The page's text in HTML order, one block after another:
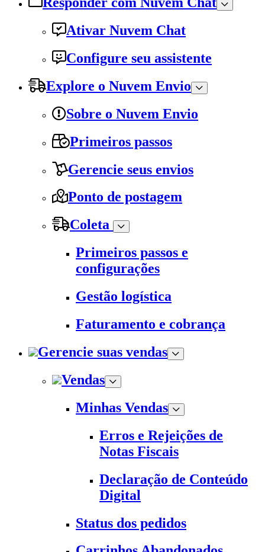
Ativar Nuvem Chat
Configure seu assistente
Explore o Nuvem Envio
Sobre o Nuvem Envio
Primeiros passos
Gerencie seus envios
Ponto de postagem
Coleta
Primeiros passos e
configurações
Gestão logística
Faturamento e cobrança
Gerencie suas vendas
Vendas
Minhas Vendas
Erros e Rejeições de
Notas Fiscais
Declaração de Conteúdo
Digital
Status dos pedidos